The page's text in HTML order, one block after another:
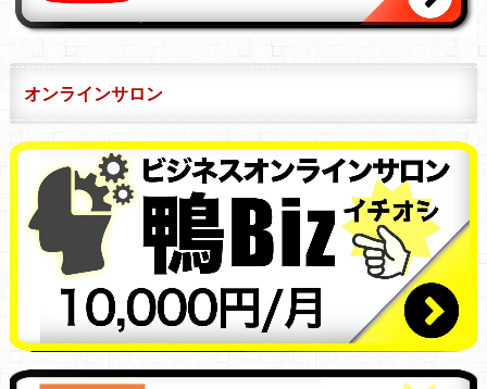
オンラインサロン